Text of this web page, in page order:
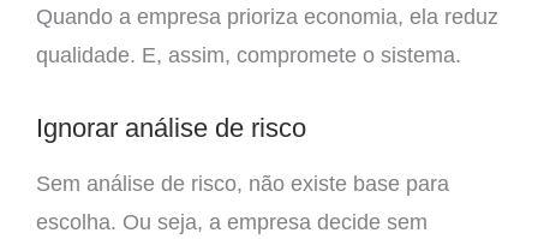
Quando a empresa prioriza economia, ela reduz
qualidade. E, assim, compromete o sistema.
Ignorar análise de risco
Sem análise de risco, não existe base para
escolha. Ou seja, a empresa decide sem